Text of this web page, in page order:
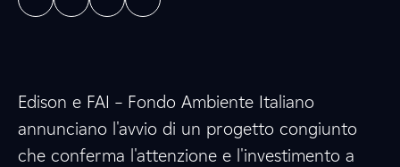
Edison e FAI – Fondo Ambiente Italiano
annunciano l'avvio di un progetto congiunto
che conferma l'attenzione e l'investimento a